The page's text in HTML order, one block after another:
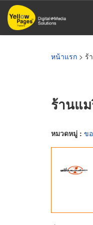
ข้าม
ไป
หน้าแรก > ร้
ร้านแ
หมวดหมู่ : ข